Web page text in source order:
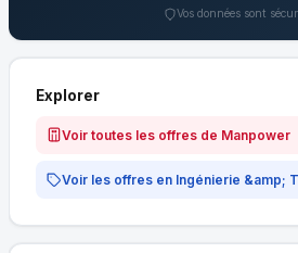
Vos données sont
Explorer
Voir toutes les offres de Manpower
Voir les offres en Ingénierie &amp;